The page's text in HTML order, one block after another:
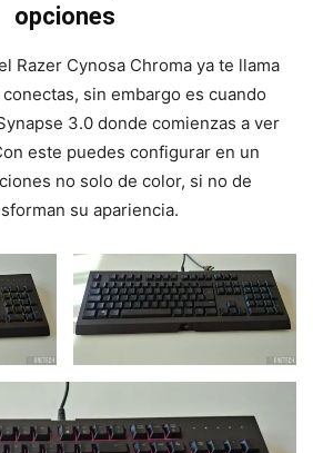
opciones
Razer Cynosa Chroma ya te llama
sin embargo es cuando
3.0 donde comienzas a ver
este puedes configurar en un
no solo de color, si no de
su apariencia.